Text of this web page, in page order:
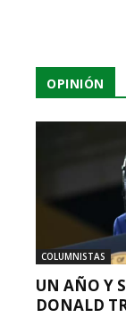
OPINIÓN
COLUMNISTAS
UN AÑO Y
DONALD